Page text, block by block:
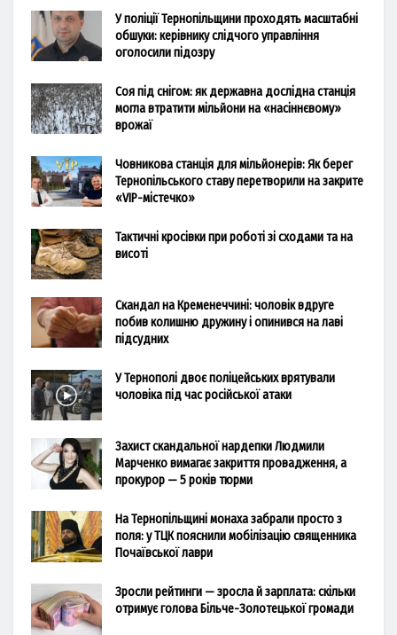
У поліції Тернопільщини проходять масштабні
обшуки: керівнику слідчого управління
оголосили підозру
Соя під снігом: як державна дослідна станція
могла втратити мільйони на «насіннєвому»
врожаї
Човникова станція для мільйонерів: Як берег
Тернопільського ставу перетворили на закрите
«VIP-містечко»
Тактичні кросівки при роботі зі сходами та на
висоті
Скандал на Кременеччині: чоловік вдруге
побив колишню дружину і опинився на лаві
підсудних
У Тернополі двоє поліцейських врятували
чоловіка під час російської атаки
Захист скандальної нардепки Людмили
Марченко вимагає закриття провадження, а
прокурор — 5 років тюрми
На Тернопільщині монаха забрали просто з
поля: у ТЦК пояснили мобілізацію священника
Почаївської лаври
Зросли рейтинги — зросла й зарплата: скільки
отримує голова Більче-Золотецької громади